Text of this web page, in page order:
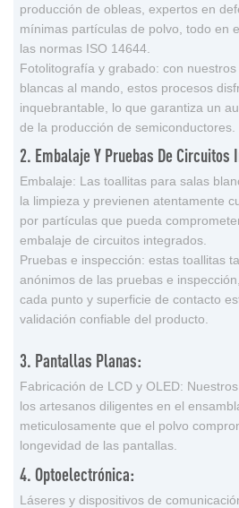
producción de obleas, expertos en
mínimas partículas de polvo, todo en
las normas ISO 14644.
Fotolitografía y grabado: con
blancas al mando, estos procesos
inquebrantable, lo que garantiza un
de la producción de semiconductores.
2. Embalaje Y Pruebas De Circuitos
Embalaje: Las toallitas para salas
la limpieza y previenen atentamente
por partículas que pueda
embalaje de circuitos integrados.
Pruebas e inspección: estas toallitas
anónimos de las pruebas e
cada punto y superficie de contacto
validación confiable del producto.
3. Pantallas Planas:
Fabricación de LCD y OLED:
los artesanos diligentes en el
meticulosamente que el polvo
longevidad de las pantallas.
4. Optoelectrónica:
Láseres y dispositivos de